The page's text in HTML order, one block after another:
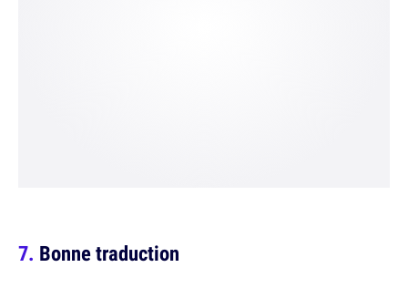
Bonne traduction